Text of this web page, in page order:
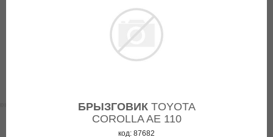
БРЫЗГОВИКTOYOTA
COROLLA AE 110
код: 87682